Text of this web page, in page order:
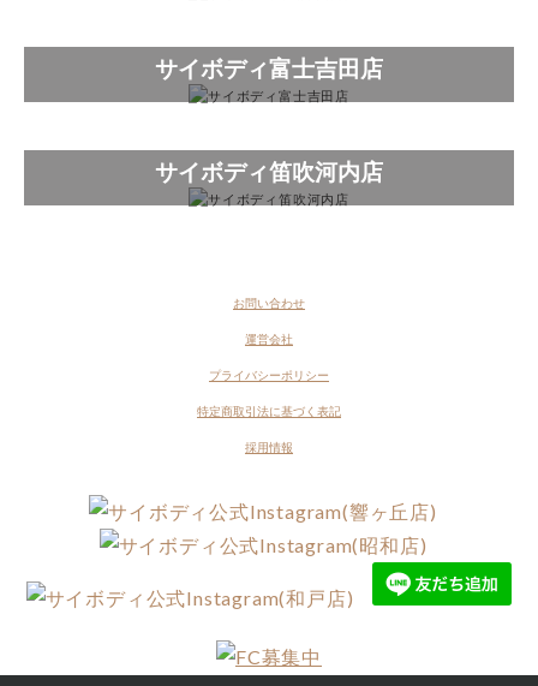
サイボディ富士吉田店
サイボディ笛吹河内店
お問い合わせ
運営会社
プライバシーポリシー
特定商取引法に基づく表記
採用情報